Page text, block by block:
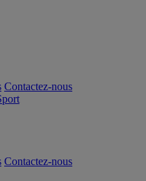
Contactez-nous
Contactez-nous